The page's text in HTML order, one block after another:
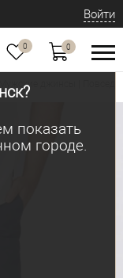
показать
городе.
Войти
0 0
Мужские джинсы |